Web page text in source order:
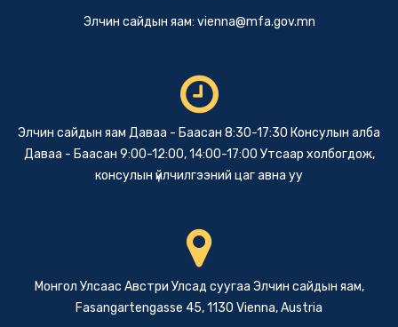
Элчин сайдын яам: vienna@mfa.gov.mn
Элчин сайдын яам Даваа - Баасан 8:30-17:30 Консулын алба
Даваа - Баасан 9:00-12:00, 14:00-17:00 Утсаар холбогдож,
консулын үйлчилгээний цаг авна уу
Монгол Улсаас Австри Улсад суугаа Элчин сайдын яам,
Fasangartengasse 45, 1130 Vienna, Austria